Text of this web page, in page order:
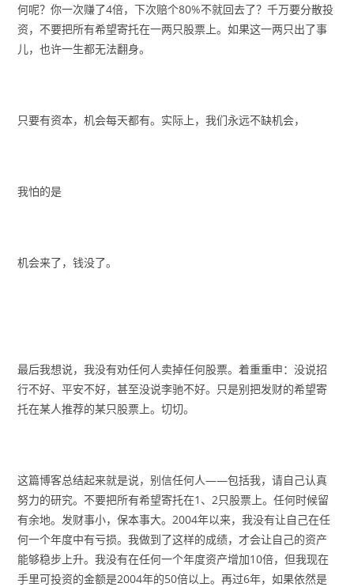
何呢？你一次赚了4倍，下次赔个80%不就回去了？千万要分散投
资，不要把所有希望寄托在一两只股票上。如果这一两只出了事
儿，也许一生都无法翻身。
只要有资本，机会每天都有。实际上，我们永远不缺机会，
我怕的是
机会来了，钱没了。
最后我想说，我没有劝任何人卖掉任何股票。着重重申：没说招
行不好、平安不好，甚至没说李驰不好。只是别把发财的希望寄
托在某人推荐的某只股票上。切切。
这篇博客总结起来就是说，别信任何人——包括我，请自己认真
努力的研究。不要把所有希望寄托在1、2只股票上。任何时候留
有余地。发财事小，保本事大。2004年以来，我没有让自己在任
何一个年度中有亏损。我做到了这样的成绩，才会让自己的资产
能够稳步上升。我没有在任何一个年度资产增加10倍，但我现在
手里可投资的金额是2004年的50倍以上。再过6年，如果依然是